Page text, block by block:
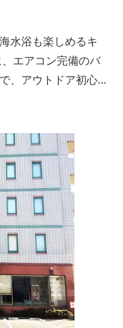
水浴も楽しめるキ
エアコン完備のバ
、アウトドア初心
す！ 管理棟、水
（有料）、駐車場
場合は有料）完備